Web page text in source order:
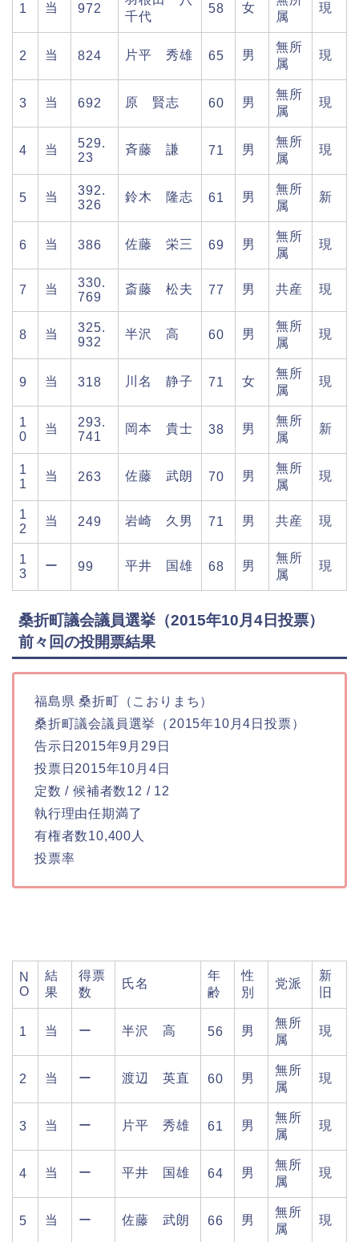
1 当 972
千代
58 女
属
現
2 当 824 片平 秀雄 65 男
無所
属
現
3 当 692 原 賢志 60 男
無所
属
現
4 当
529.
23
斉藤 謙 71 男
無所
属
現
5 当
392.
326
鈴木 隆志 61 男
無所
属
新
6 当 386 佐藤 栄三 69 男
無所
属
現
7 当
330.
769
斎藤 松夫 77 男 共産 現
8 当
325.
932
半沢 高 60 男
無所
属
現
9 当 318 川名 静子 71 女
無所
属
現
1
0
当
293.
741
岡本 貴士 38 男
無所
属
新
1
1
当 263 佐藤 武朗 70 男
無所
属
現
1
2
当 249 岩崎 久男 71 男 共産 現
1
3
ー 99 平井 国雄 68 男
無所
属
現
桑折町議会議員選挙（2015年10月4日投票）
前々回の投開票結果
福島県 桑折町（こおりまち）
桑折町議会議員選挙（2015年10月4日投票）
告示日2015年9月29日
投票日2015年10月4日
定数 / 候補者数12 / 12
執行理由任期満了
有権者数10,400人
投票率
N
O
結
果
得票
数
氏名
年
齢
性
別
党派
新
旧
1 当 ー 半沢 高 56 男
無所
属
現
2 当 ー 渡辺 英直 60 男
無所
属
現
3 当 ー 片平 秀雄 61 男
無所
属
現
4 当 ー 平井 国雄 64 男
無所
属
現
5 当 ー 佐藤 武朗 66 男
無所
属
現